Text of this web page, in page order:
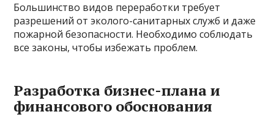
Большинство видов переработки требует
разрешений от эколого-санитарных служб и даже
пожарной безопасности. Необходимо соблюдать
все законы, чтобы избежать проблем.
Разработка бизнес-плана и
финансового обоснования